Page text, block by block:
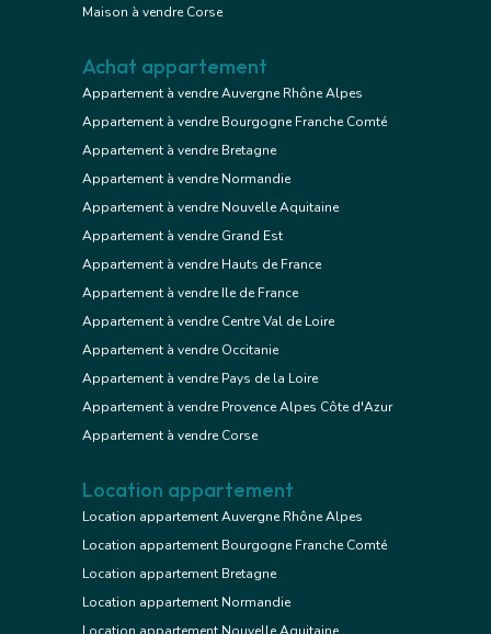
Maison à vendre Corse
Achat appartement
Appartement à vendre Auvergne Rhône Alpes
Appartement à vendre Bourgogne Franche Comté
Appartement à vendre Bretagne
Appartement à vendre Normandie
Appartement à vendre Nouvelle Aquitaine
Appartement à vendre Grand Est
Appartement à vendre Hauts de France
Appartement à vendre Ile de France
Appartement à vendre Centre Val de Loire
Appartement à vendre Occitanie
Appartement à vendre Pays de la Loire
Appartement à vendre Provence Alpes Côte d'Azur
Appartement à vendre Corse
Location appartement
Location appartement Auvergne Rhône Alpes
Location appartement Bourgogne Franche Comté
Location appartement Bretagne
Location appartement Normandie